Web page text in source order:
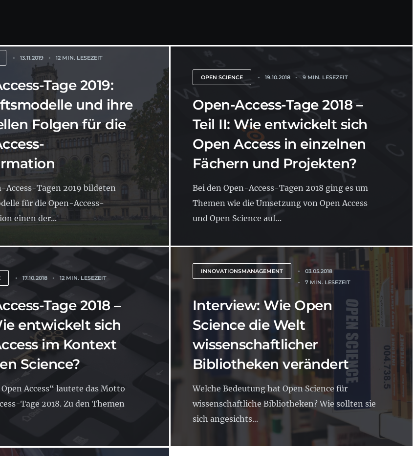
13.11.2019 12 MIN. LESEZEIT
Tage 2019:
und ihre
Folgen für die
Access-Tagen 2019 bildeten
für die Open-Access-
einen der...
OPEN SCIENCE 19.10.2018 9 MIN. LESEZEIT
Open-Access-Tage 2018 –
Teil II: Wie entwickelt sich
Open Access in einzelnen
Fächern und Projekten?
Bei den Open-Access-Tagen 2018 ging es um
Themen wie die Umsetzung von Open Access
und Open Science auf...
17.10.2018 12 MIN. LESEZEIT
Tage 2018 –
entwickelt sich
im Kontext
Science?
Access“ lautete das Motto
Tage 2018. Zu den Themen
INNOVATIONSMANAGEMENT
03.05.2018
7 MIN. LESEZEIT
Interview: Wie Open
Science die Welt
wissenschaftlicher
Bibliotheken verändert
Welche Bedeutung hat Open Science für
wissenschaftliche Bibliotheken? Wie sollten sie
sich angesichts...